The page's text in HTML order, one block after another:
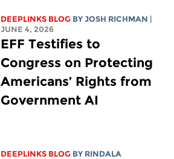
DEEPLINKS BLOG BYJOSH RICHMAN |
JUNE 4, 2026
EFF Testifies to
Congress on Protecting
Americans’ Rights from
Government AI
DEEPLINKS BLOG BY RINDALA